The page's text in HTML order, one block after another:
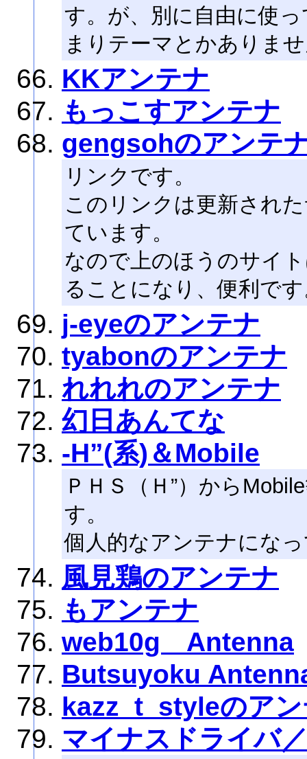
す。が、別に自由に使
まりテーマとかありま
KKアンテナ
もっこすアンテナ
gengsohのアンテ
リンクです。
このリンクは更新され
ています。
なので上のほうのサイ
ることになり、便利で
j-eyeのアンテナ
tyabonのアンテナ
れれれのアンテナ
幻日あんてな
-H”(系)＆Mobile
ＰＨＳ（Ｈ”）から
す。
個人的なアンテナにな
風見鶏のアンテナ
もアンテナ
web10g Antenna
Butsuyoku
kazz_t_styleのア
マイナスドライバ